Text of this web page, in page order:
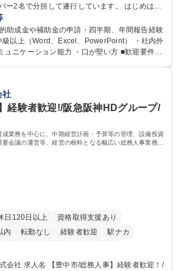
ー2名で分担して遂行しています。 はじめは担
ただき、ゆくゆくはリーダーやマネージャーポ
待しています。 【総務・人事グルー
関連 ・採用活動 ・教育研修の企画、実行 ・勤
出 ・法定の会議運営（評議員会、理事会） ・
からの問合せ、相談対応 ・その他日常の総務
助成金や補助金の申請・四半期、年間報告経験
級以上（Word、Excel、PowerPoint） ・社内外
ケーション能力 ・口が堅い方 ■歓迎要件
社
経験者歓迎!/阪急阪神HDグループ/
業務を中心に、中期経営計画・予算等の管理、設備投資
会議の運営等、経営の根幹となる幅広い総務人事業務全
日120日以上
資格取得支援あり
内
転勤なし 経験者歓迎
駅ナカ
昼食補助あり 食事補助あり
験者歓迎！/